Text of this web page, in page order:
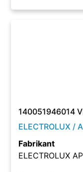
140051946014
ELECTROLUX /
Fabrikant
ELECTROLUX